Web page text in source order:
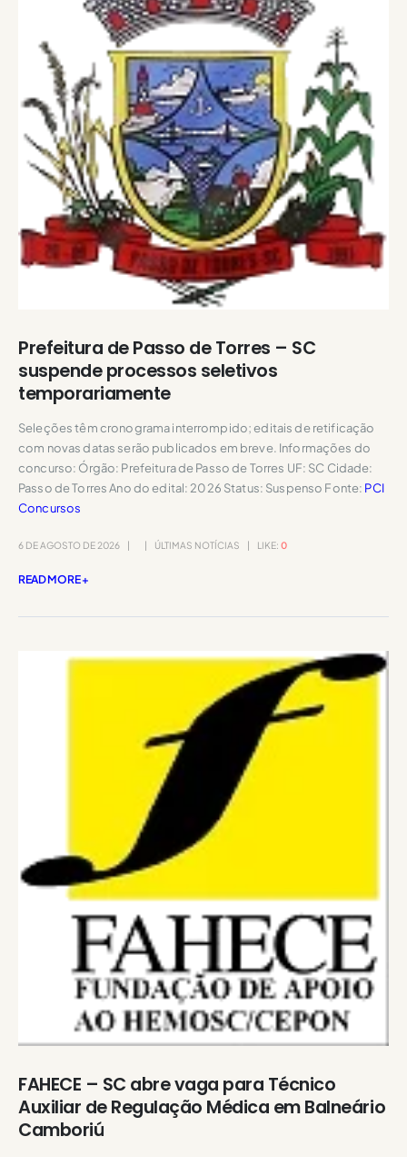
Prefeitura de Passo de Torres – SC
suspende processos seletivos
temporariamente
Seleções têm cronograma interrompido; editais de retificação
com novas datas serão publicados em breve. Informações do
concurso: Órgão: Prefeitura de Passo de Torres UF: SC Cidade:
Passo de Torres Ano do edital: 2026 Status: Suspenso Fonte: PCI
Concursos
6 DE AGOSTO DE 2026 ÚLTIMAS NOTÍCIAS LIKE: 0
READ MORE +
FAHECE – SC abre vaga para Técnico
Auxiliar de Regulação Médica em Balneário
Camboriú